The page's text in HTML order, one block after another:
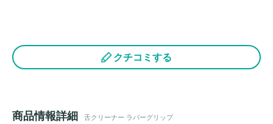
クチコミする
商品情報詳細 舌クリーナー ラバーグリップ